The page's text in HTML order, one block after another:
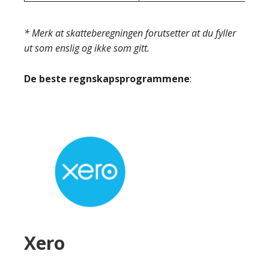
* Merk at skatteberegningen forutsetter at du fyller
ut som enslig og ikke som gitt.
De beste regnskapsprogrammene:
Xero